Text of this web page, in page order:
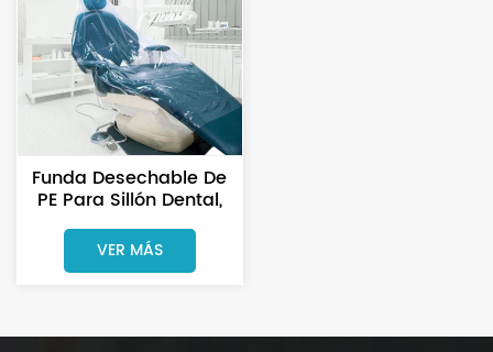
Funda Desechable De
PE Para Sillón Dental,
Mitad, Entera Y
Completa
VER MÁS